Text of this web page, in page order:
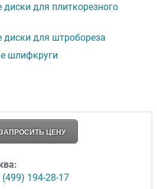
для плиткорезного
для штробореза
шлифкруги
ЦЕНУ
(499) 194-28-17